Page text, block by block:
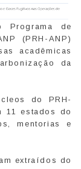
Programa de
(PRH-ANP)
acadêmicas
da
do PRH-
11 estados do
mentorias e
extraídos do